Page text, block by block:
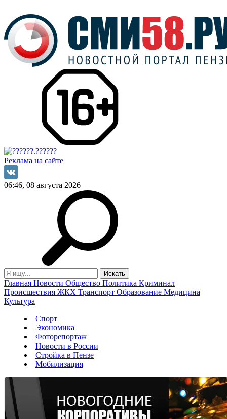
Реклама на сайте
06:46, 08 августа 2026
Главная Новости Общество Политика Криминал
Происшествия ЖКХ Транспорт Образование Медицина
Культура
Спорт
Экономика
Фоторепортаж
Новости в России
Стройка в Пензе
Мобилизация